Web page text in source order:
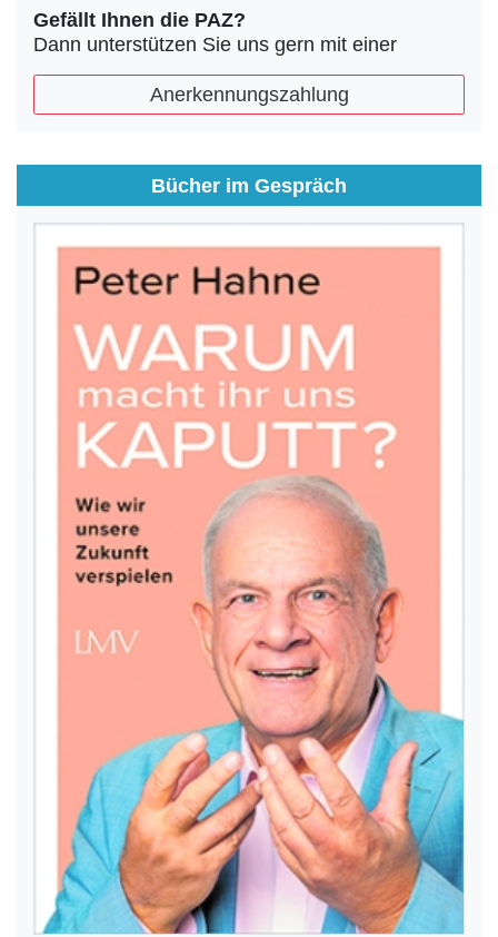
Gefällt Ihnen die PAZ?
Dann unterstützen Sie uns gern mit einer
Anerkennungszahlung
Bücher im Gespräch